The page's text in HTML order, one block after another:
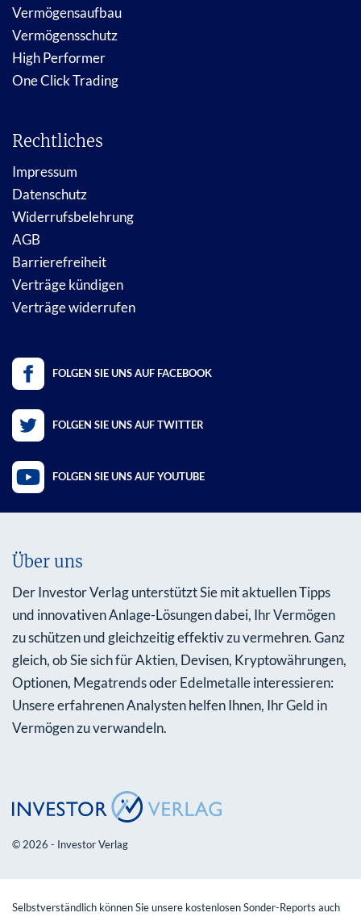
Vermögensaufbau
Vermögensschutz
High Performer
One Click Trading
Rechtliches
Impressum
Datenschutz
Widerrufsbelehrung
AGB
Barrierefreiheit
Verträge kündigen
Verträge widerrufen
FOLGEN SIE UNS AUF FACEBOOK
FOLGEN SIE UNS AUF TWITTER
FOLGEN SIE UNS AUF YOUTUBE
Über uns
Der Investor Verlag unterstützt Sie mit aktuellen Tipps
und innovativen Anlage-Lösungen dabei, Ihr Vermögen
zu schützen und gleichzeitig effektiv zu vermehren. Ganz
gleich, ob Sie sich für Aktien, Devisen, Kryptowährungen,
Optionen, Megatrends oder Edelmetalle interessieren:
Unsere erfahrenen Analysten helfen Ihnen, Ihr Geld in
Vermögen zu verwandeln.
© 2026 - Investor Verlag
Selbstverständlich können Sie unsere kostenlosen Sonder-Reports auch